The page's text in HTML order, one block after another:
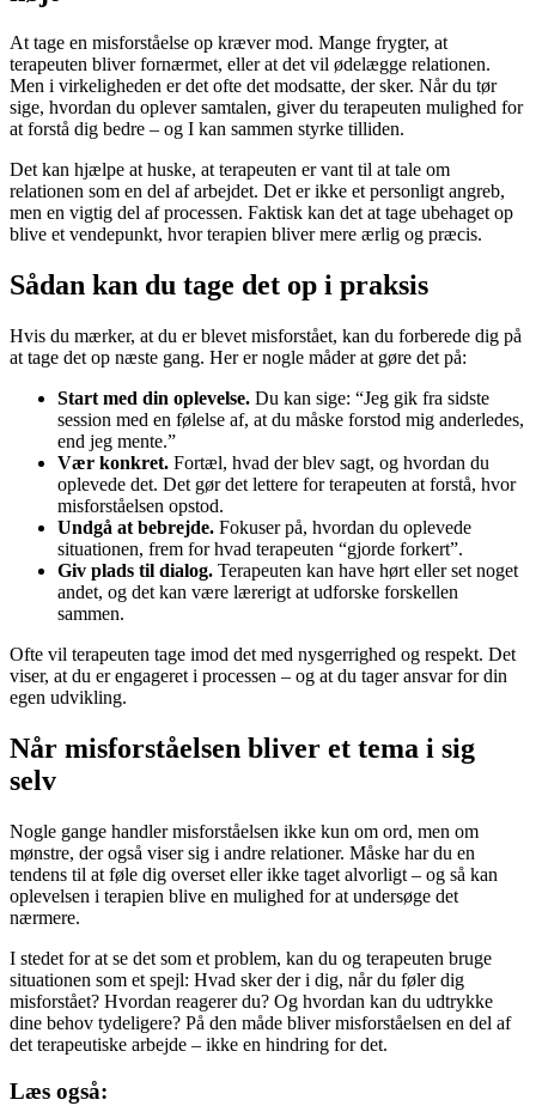
At tage en misforståelse op kræver mod. Mange frygter, at
terapeuten bliver fornærmet, eller at det vil ødelægge relationen.
Men i virkeligheden er det ofte det modsatte, der sker. Når du tør
sige, hvordan du oplever samtalen, giver du terapeuten mulighed for
at forstå dig bedre – og I kan sammen styrke tilliden.
Det kan hjælpe at huske, at terapeuten er vant til at tale om
relationen som en del af arbejdet. Det er ikke et personligt angreb,
men en vigtig del af processen. Faktisk kan det at tage ubehaget op
blive et vendepunkt, hvor terapien bliver mere ærlig og præcis.
Sådan kan du tage det op i praksis
Hvis du mærker, at du er blevet misforstået, kan du forberede dig på
at tage det op næste gang. Her er nogle måder at gøre det på:
Start med din oplevelse. Du kan sige: “Jeg gik fra sidste
session med en følelse af, at du måske forstod mig anderledes,
end jeg mente.”
Vær konkret. Fortæl, hvad der blev sagt, og hvordan du
oplevede det. Det gør det lettere for terapeuten at forstå, hvor
misforståelsen opstod.
Undgå at bebrejde. Fokuser på, hvordan du oplevede
situationen, frem for hvad terapeuten “gjorde forkert”.
Giv plads til dialog. Terapeuten kan have hørt eller set noget
andet, og det kan være lærerigt at udforske forskellen
sammen.
Ofte vil terapeuten tage imod det med nysgerrighed og respekt. Det
viser, at du er engageret i processen – og at du tager ansvar for din
egen udvikling.
Når misforståelsen bliver et tema i sig
selv
Nogle gange handler misforståelsen ikke kun om ord, men om
mønstre, der også viser sig i andre relationer. Måske har du en
tendens til at føle dig overset eller ikke taget alvorligt – og så kan
oplevelsen i terapien blive en mulighed for at undersøge det
nærmere.
I stedet for at se det som et problem, kan du og terapeuten bruge
situationen som et spejl: Hvad sker der i dig, når du føler dig
misforstået? Hvordan reagerer du? Og hvordan kan du udtrykke
dine behov tydeligere? På den måde bliver misforståelsen en del af
det terapeutiske arbejde – ikke en hindring for det.
Læs også: